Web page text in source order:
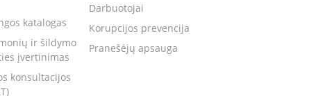
katalogas
ir šildymo
įvertinimas
konsultacijos
Darbuotojai
Korupcijos prevencija
Pranešėjų apsauga